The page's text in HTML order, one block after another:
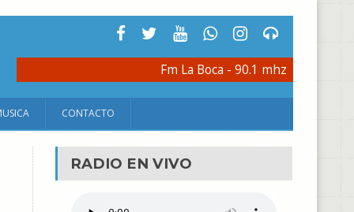
Fm La Boca - 90.1 mhz
CONTACTO
RADIO EN VIVO